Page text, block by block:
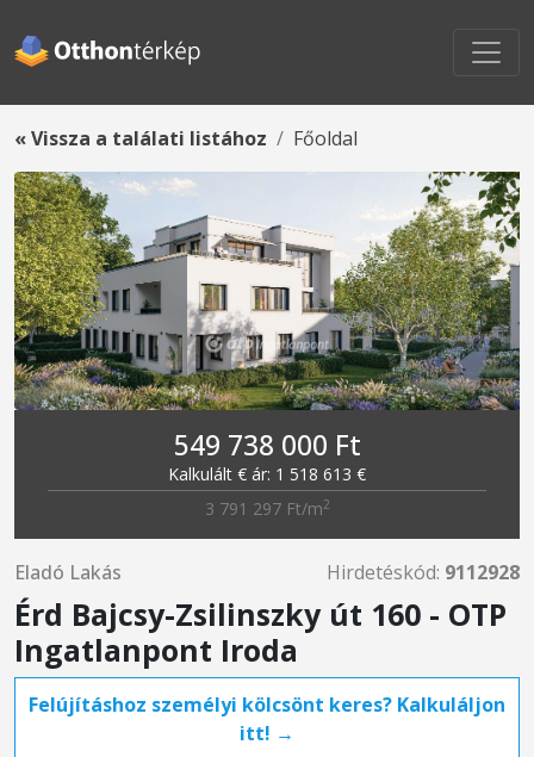
« Vissza a találati listához Főoldal
549 738 000 Ft
Kalkulált € ár: 1 518 613 €
3 791 297 Ft/m2
Eladó Lakás Hirdetéskód: 9112928
Érd Bajcsy-Zsilinszky út 160 - OTP
Ingatlanpont Iroda
Felújításhoz személyi kölcsönt keres? Kalkuláljon
itt! →